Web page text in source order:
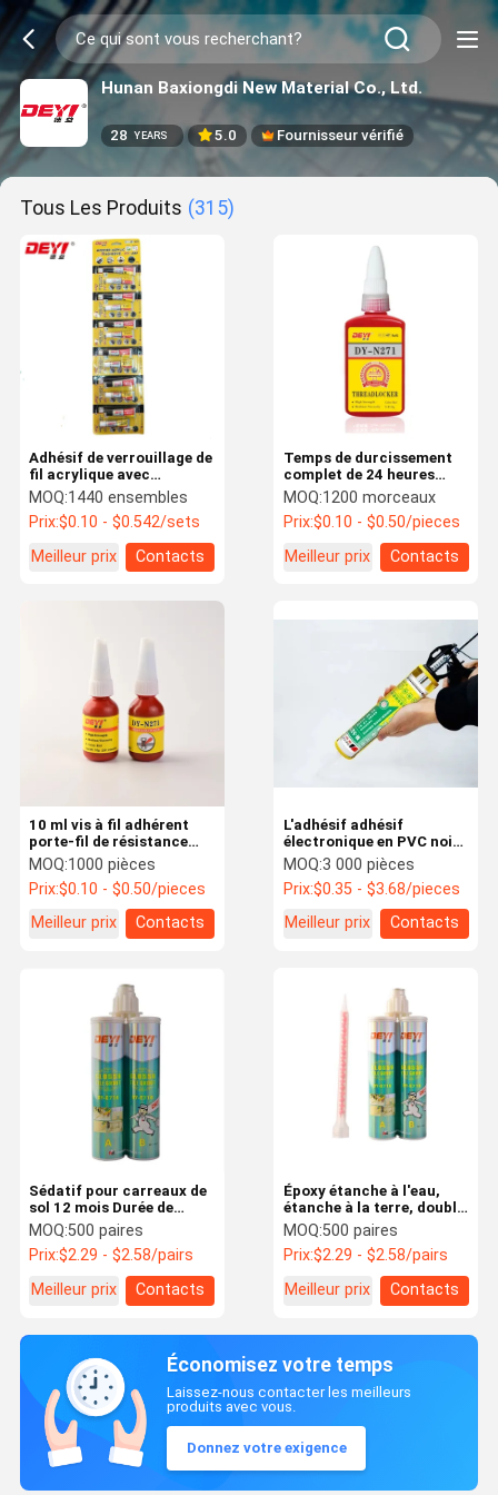
Hunan Baxiongdi New Material Co., Ltd.
28 YEARS 5.0 Fournisseur vérifié
Tous Les Produits (315)
Adhésif de verrouillage de
fil acrylique avec
viscosité CPS 4000-6000
Longue durée
MOQ:1440 ensembles
Prix:$0.10 - $0.542/sets
Meilleur prix
Contacts
Temps de durcissement
complet de 24 heures
N271 Adhésif anaérobie à
haute résistance à fil de
fermeture
MOQ:1200 morceaux
Prix:$0.10 - $0.50/pieces
Meilleur prix
Contacts
10 ml vis à fil adhérent
porte-fil de résistance
moyenne verrouilleur fil
métallique serré N271
MOQ:1000 pièces
Prix:$0.10 - $0.50/pieces
Meilleur prix
Contacts
L'adhésif adhésif
électronique en PVC noir
et clair de qualité
professionnelle
MOQ:3 000 pièces
Prix:$0.35 - $3.68/pieces
Meilleur prix
Contacts
Sédatif pour carreaux de
sol 12 mois Durée de
conservation Résine
époxy durcisseur
Carreaux de céramique
MOQ:500 paires
Prix:$2.29 - $2.58/pairs
Meilleur prix
Contacts
Époxy étanche à l'eau,
étanche à la terre, double
composant, adhésif pour
les salles de bain
MOQ:500 paires
Prix:$2.29 - $2.58/pairs
Meilleur prix
Contacts
Économisez votre temps
Laissez-nous contacter les meilleurs
produits avec vous.
Donnez votre exigence